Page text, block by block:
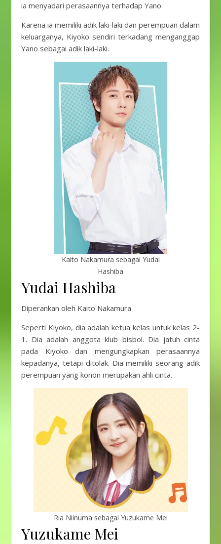
ia menyadari perasaannya terhadap Yano.
Karena ia memiliki adik laki-laki dan perempuan dalam
keluarganya, Kiyoko sendiri terkadang menganggap
Yano sebagai adik laki-laki.
Kaito Nakamura sebagai Yudai
Hashiba
Yudai Hashiba
Diperankan oleh Kaito Nakamura
Seperti Kiyoko, dia adalah ketua kelas untuk kelas 2-
1. Dia adalah anggota klub bisbol. Dia jatuh cinta
pada Kiyoko dan mengungkapkan perasaannya
kepadanya, tetapi ditolak. Dia memiliki seorang adik
perempuan yang konon merupakan ahli cinta.
Ria Niinuma sebagai Yuzukame Mei
Yuzukame Mei